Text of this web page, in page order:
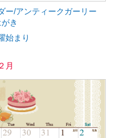
ー/アンティークガーリー
き
始まり
２月